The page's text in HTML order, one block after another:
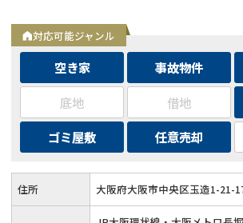
取◆近畿圏内に強く年間約50件以上の不
対応可能ジャンル
空き家 事故物件
底地
借地
ゴミ屋敷
任意売却
住所 大阪府大阪市中央区玉造1-21-